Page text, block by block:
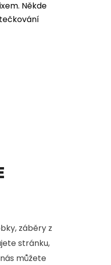
Někde
záběry z
stránku,
můžete